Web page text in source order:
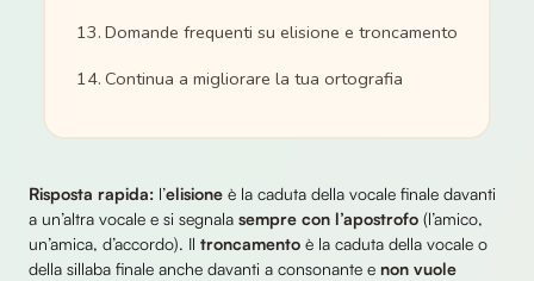
Domande frequenti su elisione e troncamento
Continua a migliorare la tua ortografia
Risposta rapida: l’elisione è la caduta della vocale finale davanti
a un’altra vocale e si segnala sempre con l’apostrofo (l’amico,
un’amica, d’accordo). Il troncamento è la caduta della vocale o
della sillaba finale anche davanti a consonante e non vuole